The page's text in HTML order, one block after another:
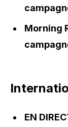
Morning
EN